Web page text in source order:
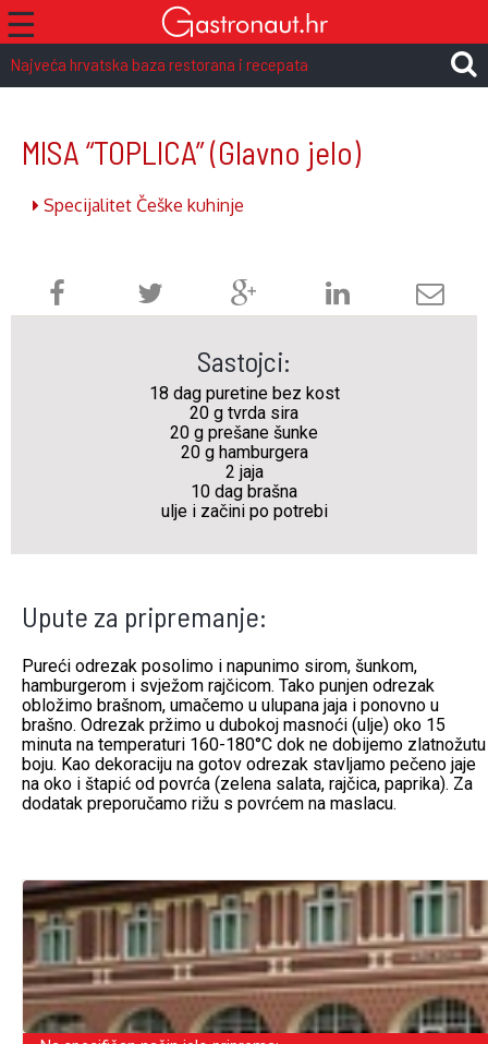
☰
Najveća hrvatska baza restorana i recepata
MISA “TOPLICA”(Glavno jelo)
Specijalitet Češke kuhinje
Sastojci:
18 dag puretine bez kost
20 g tvrda sira
20 g prešane šunke
20 g hamburgera
2 jaja
10 dag brašna
ulje i začini po potrebi
Upute za pripremanje:
Pureći odrezak posolimo i napunimo sirom, šunkom,
hamburgerom i svježom rajčicom. Tako punjen odrezak
obložimo brašnom, umačemo u ulupana jaja i ponovno u
brašno. Odrezak pržimo u dubokoj masnoći (ulje) oko 15
minuta na temperaturi 160-180°C dok ne dobijemo zlatnožutu
boju. Kao dekoraciju na gotov odrezak stavljamo pečeno jaje
na oko i štapić od povrća (zelena salata, rajčica, paprika). Za
dodatak preporučamo rižu s povrćem na maslacu.